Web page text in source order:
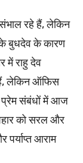
रहे हैं, लेकिन
बुधदेव के कारण
में राहु देव
लेकिन ऑफिस
प्रेम संबंधों में आज
को सरल और
आराम